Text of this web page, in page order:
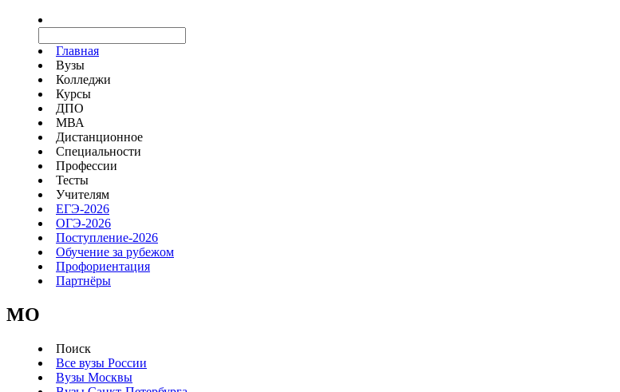
Главная
Вузы
Колледжи
Курсы
ДПО
МВА
Дистанционное
Специальности
Профессии
Тесты
Учителям
ЕГЭ-2026
ОГЭ-2026
Поступление-2026
Обучение за рубежом
Профориентация
Партнёры
MO
Поиск
Все вузы России
Вузы Москвы